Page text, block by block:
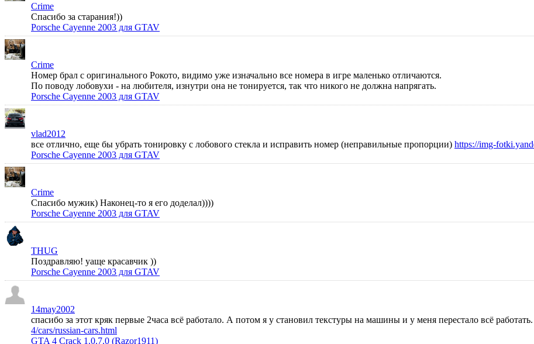
Crime
Спасибо за старания!))
Porsche Cayenne 2003 для GTAV
Crime
Номер брал с оригинального Рокото, видимо уже изначально все номера в игре маленько отличаются.
По поводу лобовухи - на любителя, изнутри она не тонируется, так что никого не должна напрягать.
Porsche Cayenne 2003 для GTAV
vlad2012
все отлично, еще бы убрать тонировку с лобового стекла и исправить номер (неправильные пропорции) https://img-
Porsche Cayenne 2003 для GTAV
Crime
Спасибо мужик) Наконец-то я его доделал))))
Porsche Cayenne 2003 для GTAV
THUG
Поздравляю! уаще красавчик ))
Porsche Cayenne 2003 для GTAV
14may2002
спасибо за этот кряк первые 2часа всё работало. А потом я у становил текстуры на машины и у меня перестало всё
4/cars/russian-cars.html
GTA 4 Crack 1.0.7.0 (Razor1911)